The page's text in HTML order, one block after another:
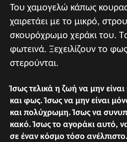
Του χαμογελώ κάπως
χαιρετάει με το μικρό,
σκουρόχρωμο χεράκι του.
φωτεινά. Ξεχειλίζουν το
στερούνται.
Ίσως τελικά η ζωή να μην
και φως. Ίσως να μην είναι
και πολύχρωμη. Ίσως να
κακό. Ίσως το αγοράκι αυτό,
σε έναν κόσμο τόσο ανέλπιστο.